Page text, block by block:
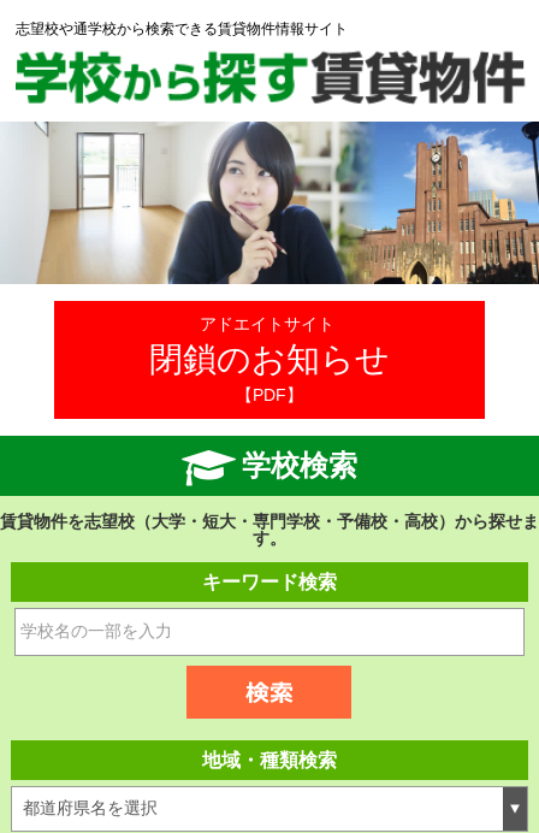
志望校や通学校から検索できる賃貸物件情報サイト
アドエイトサイト
閉鎖のお知らせ
【PDF】
学校検索
賃貸物件を志望校（大学・短大・専門学校・予備校・高校）から探せま
す。
キーワード検索
地域・種類検索